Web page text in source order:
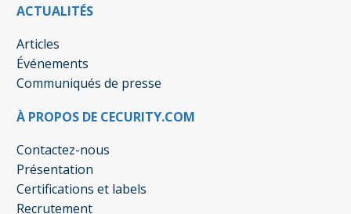
ACTUALITÉS
Articles
Événements
Communiqués de presse
À PROPOS DE CECURITY.COM
Contactez-nous
Présentation
Certifications et labels
Recrutement